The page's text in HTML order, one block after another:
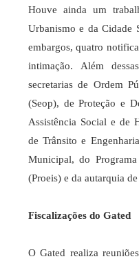
Houve ainda um
Urbanismo e da Cidade
embargos, quatro
intimação. Além
secretarias de Ordem
(Seop), de Proteção e
Assistência Social e de
de Trânsito e
Municipal, do
(Proeis) e da autarquia
Fiscalizações do Gated
O Gated realiza